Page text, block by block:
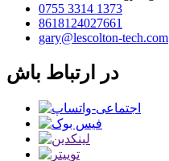
0755 3314 1373
8618124027661
gary@lescolton-tech.com
در ارتباط باش